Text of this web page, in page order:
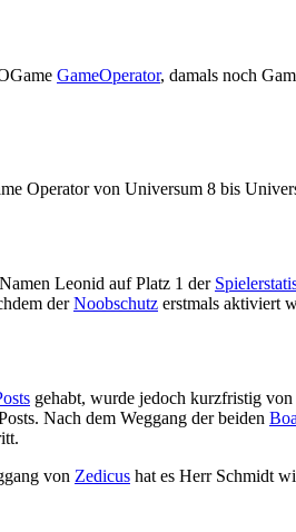
GameOperator, damals noch
Operator von Universum 8 bis
Leonid auf Platz 1 der Spieler
derNoobschutz erstmals aktiviert
gehabt, wurde jedoch kurzfristig von
Nach dem Weggang der beiden
von Zedicus hat es Herr Schmidt